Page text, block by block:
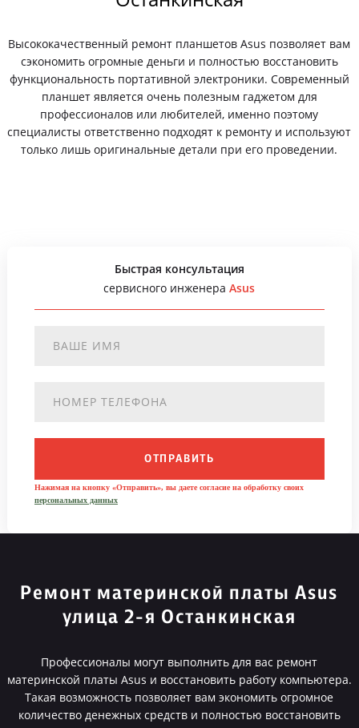
Высококачественный ремонт планшетов Asus позволяет вам
сэкономить огромные деньги и полностью восстановить
функциональность портативной электроники. Современный
планшет является очень полезным гаджетом для
профессионалов или любителей, именно поэтому
специалисты ответственно подходят к ремонту и используют
только лишь оригинальные детали при его проведении.
Быстрая консультация
сервисного инженераAsus
ОТПРАВИТЬ
Нажимая на кнопку «Отправить», вы даете согласие на обработку своих
персональных данных
Ремонт материнской платы Asus
улица 2-я Останкинская
Профессионалы могут выполнить для вас ремонт
материнской платы Asus и восстановить работу компьютера.
Такая возможность позволяет вам экономить огромное
количество денежных средств и полностью восстановить